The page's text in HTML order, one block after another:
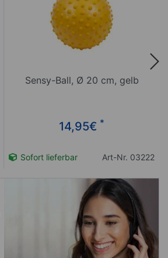
Sensy-Ball, Ø 20 cm, gelb
14,95€ *
Sofort lieferbar Art-Nr. 03222